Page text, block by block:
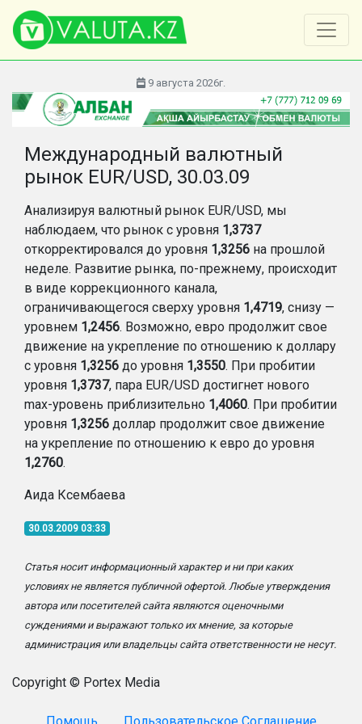
9 августа 2026г.
Международный валютный
рынок EUR/USD, 30.03.09
Анализируя валютный рынок EUR/USD, мы
наблюдаем, что рынок с уровня 1,3737
откорректировался до уровня 1,3256 на прошлой
неделе. Развитие рынка, по-прежнему, происходит
в виде коррекционного канала,
ограничивающегося сверху уровня 1,4719, снизу —
уровнем 1,2456. Возможно, евро продолжит свое
движение на укрепление по отношению к доллару
с уровня 1,3256 до уровня 1,3550. При пробитии
уровня 1,3737, пара EUR/USD достигнет нового
max-уровень приблизительно 1,4060. При пробитии
уровня 1,3256 доллар продолжит свое движение
на укрепление по отношению к евро до уровня
1,2760.
Аида Ксембаева
30.03.2009 03:33
Статья носит информационный характер и ни при каких
условиях не является публичной офертой. Любые утверждения
автора или посетителей сайта являются оценочными
суждениями и выражают только их мнение, за которые
администрация или владельцы сайта ответственности не несут.
Copyright © Portex Media